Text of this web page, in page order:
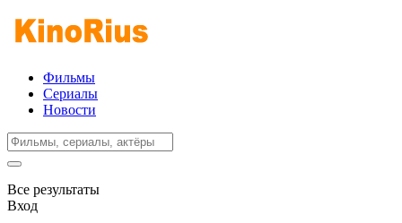
Фильмы
Сериалы
Новости
Все результаты
Вход